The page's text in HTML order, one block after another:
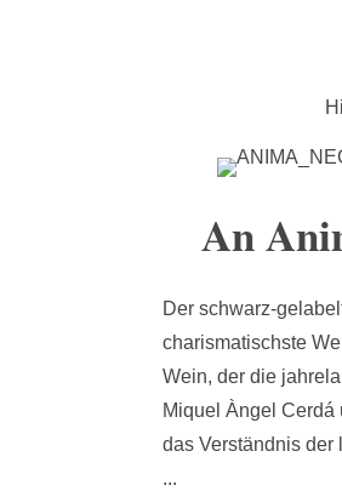
An
Der schwarz-
charismatischste
Wein, der die
Miquel Àngel Cerdá
das Verständnis der
...